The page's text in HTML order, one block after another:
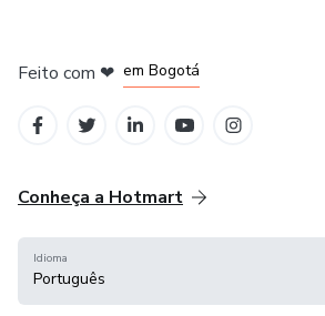
Feito com ❤ em Bogotá
Conheça a Hotmart
Idioma
Português